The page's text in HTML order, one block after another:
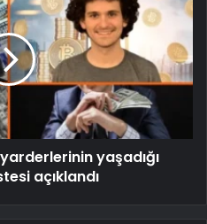
yaşadığı
açıklandı